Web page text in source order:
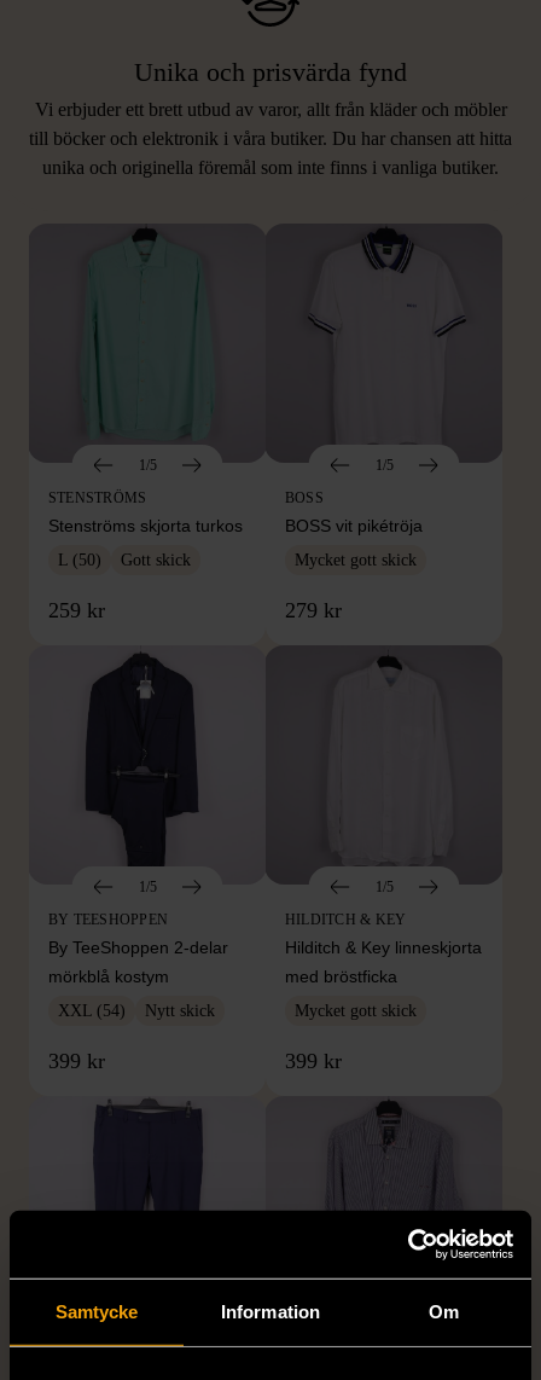
Samtycke Information Om
Unika och prisvärda fynd
Vi erbjuder ett brett utbud av varor, allt från kläder och möbler
till böcker och elektronik i våra butiker. Du har chansen att hitta
unika och originella föremål som inte finns i vanliga butiker.
LIKNANDE PRODUKTER
Hitta produkter som påminner om denna
1/5
STENSTRÖMS
Stenströms skjorta turkos
L (50) Gott skick
259 kr
1/5
BOSS
BOSS vit pikétröja
Mycket gott skick
279 kr
1/5
BY TEESHOPPEN
By TeeShoppen 2-delar
mörkblå kostym
XXL (54) Nytt skick
399 kr
1/5
HILDITCH & KEY
Hilditch & Key linneskjorta
med bröstficka
Mycket gott skick
399 kr